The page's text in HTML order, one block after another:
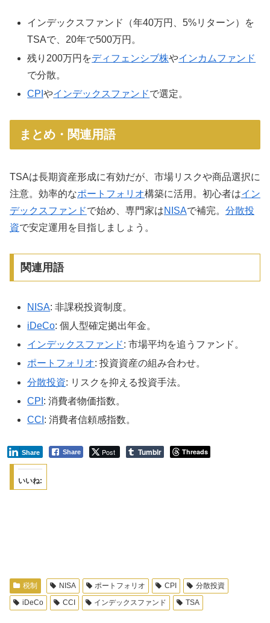
インデックスファンド（年40万円、5%リターン）を
TSAで、20年で500万円。
残り200万円をディフェンシブ株やインカムファンド
で分散。
CPIやインデックスファンドで選定。
まとめ・関連用語
TSAは長期資産形成に有効だが、市場リスクや商品選択に
注意。効率的なポートフォリオ構築に活用。初心者はイン
デックスファンドで始め、専門家はNISAで補完。 分散投
資で安定運用を目指しましょう。
関連用語
NISA: 非課税投資制度。
iDeCo: 個人型確定拠出年金。
インデックスファンド: 市場平均を追うファンド。
ポートフォリオ: 投資資産の組み合わせ。
分散投資: リスクを抑える投資手法。
CPI : 消費者物価指数。
CCI : 消費者信頼感指数。
Share Post
Share Tumblr Threads
いいね:
税制 NISA ポートフォリオ CPI
分散投資
iDeCo
CCI インデックスファンド TSA